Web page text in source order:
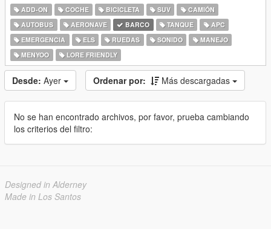
ADD-ON COCHE BICICLETA SUV
CAMIÓN
AUTOBUS
AERONAVE BARCO TANQUE
APC
EMERGENCIA
ELS RUEDAS SONIDO
MANEJO
MENYOO
LORE FRIENDLY
Desde: Ayer Ordenar por: Más descargadas
No se han encontrado archivos, por favor, prueba cambiando
los criterios del filtro:
Designed in Alderney
Made in Los Santos